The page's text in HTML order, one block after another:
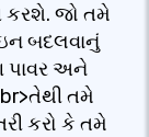
કરશે. જો તમે
બદલવાનું
પાવર અને
તમે
કરો કે તમે